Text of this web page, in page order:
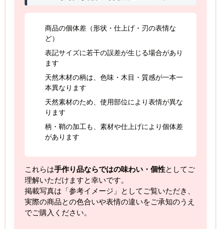
商品の個体差（形状・仕上げ・刃の表情な
ど）
表記サイズに若干の誤差が生じる場合があり
ます
天然木材の柄は、色味・木目・質感が一本一
本異なります
天然素材のため、使用部位により表情が異な
ります
柄・鞘の加工も、素材や仕上げにより個体差
があります
これらは手作り品ならではの味わい・個性としてご
理解いただけますと幸いです。
掲載写真は「参考イメージ」としてご覧いただき、
実際の商品との色合いや表情の違いをご承知のうえ
でご購入ください。